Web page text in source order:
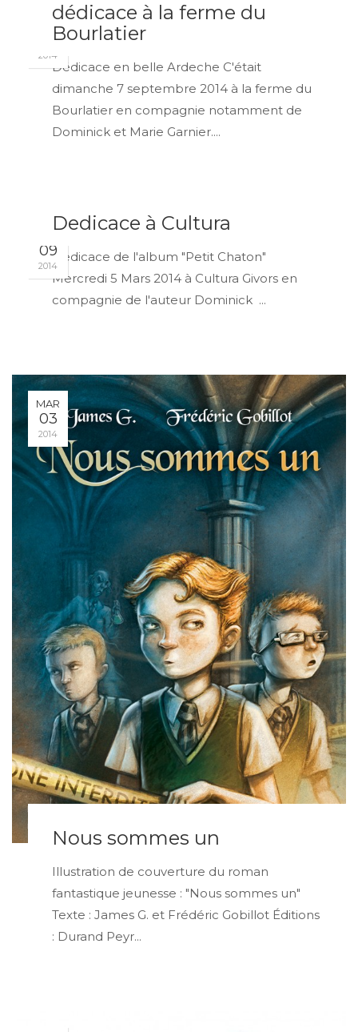
SEP
08
2014
dédicace à la ferme du
Bourlatier
Dédicace en belle Ardeche C'était
dimanche 7 septembre 2014 à la ferme du
Bourlatier en compagnie notamment de
Dominick et Marie Garnier....
09
2014
Dedicace à Cultura
Dedicace de l'album "Petit Chaton"
Mercredi 5 Mars 2014 à Cultura Givors en
compagnie de l'auteur Dominick ...
MAR
03
2014
Nous sommes un
Illustration de couverture du roman
fantastique jeunesse : "Nous sommes un"
Texte : James G. et Frédéric Gobillot Éditions
: Durand Peyr...